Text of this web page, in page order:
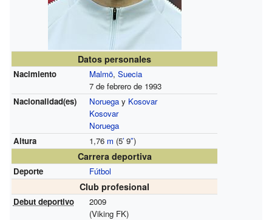
Datos personales
Nacimiento Malmö, Suecia
7 de febrero de 1993
Nacionalidad(es)
Noruegay Kosovar
Kosovar
Noruega
Altura
1,76 m (5′9″)
Carrera deportiva
Deporte Fútbol
Club profesional
Debut deportivo
2009
(Viking FK)